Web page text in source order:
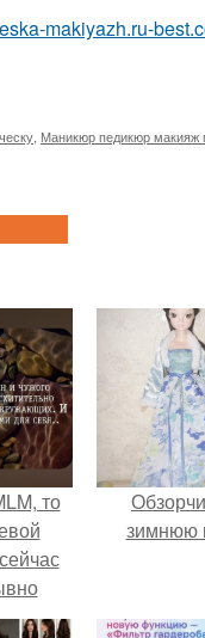
makiyazh.ru-
Маникюр педикюр макияж
то
зимнюю